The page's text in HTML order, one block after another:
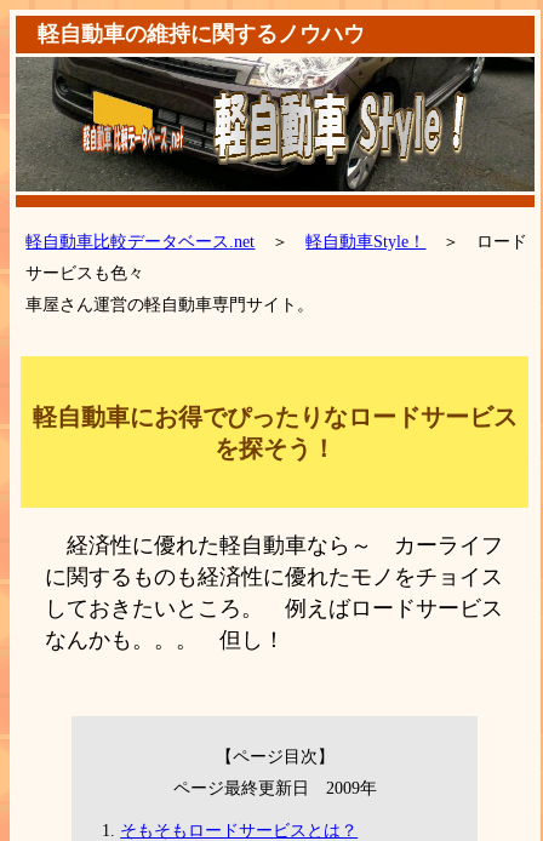
軽自動車の維持に関するノウハウ
軽自動車比較データベース.net ＞軽自動車Style！
＞ ロード
サービスも色々
車屋さん運営の軽自動車専門サイト。
軽自動車にお得でぴったりなロードサービス
を探そう！
経済性に優れた軽自動車なら～ カーライフ
に関するものも経済性に優れたモノをチョイス
しておきたいところ。 例えばロードサービス
なんかも。。。 但し！
【ページ目次】
ページ最終更新日 2009年
そもそもロードサービスとは？